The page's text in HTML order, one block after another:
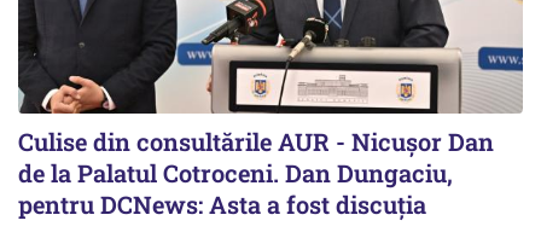
Culise din consultările AUR - Nicușor Dan
de la Palatul Cotroceni. Dan Dungaciu,
pentru DCNews: Asta a fost discuția